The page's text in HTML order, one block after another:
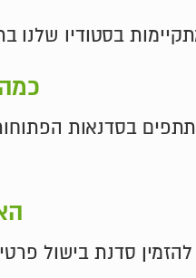
שלנו בתל-אביב, ברחוב בן אביגדור 19
סדנת בישול